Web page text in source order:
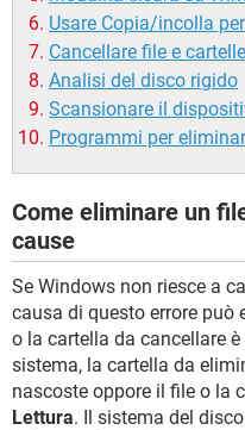
Usare Copia/incolla
Cancellare file e
Analisi del disco rigido
Scansionare il
Programmi per
Come eliminare un
cause
Se Windows non riesce a
causa di questo errore può
o la cartella da cancellare
sistema, la cartella da
nascoste oppore il file o la
Lettura. Il sistema del